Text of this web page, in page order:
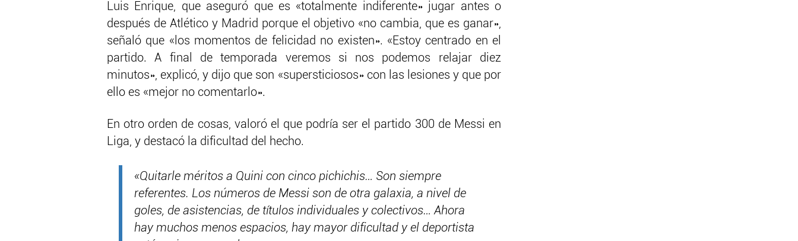
Luis Enrique, que aseguró que es «totalmente indiferente» jugar antes o
después de Atlético y Madrid porque el objetivo «no cambia, que es ganar»,
señaló que «los momentos de felicidad no existen». «Estoy centrado en el
partido. A final de temporada veremos si nos podemos relajar diez
minutos», explicó, y dijo que son «supersticiosos» con las lesiones y que por
ello es «mejor no comentarlo».
En otro orden de cosas, valoró el que podría ser el partido 300 de Messi en
Liga, y destacó la dificultad del hecho.
«Quitarle méritos a Quini con cinco pichichis… Son siempre
referentes. Los números de Messi son de otra galaxia, a nivel de
goles, de asistencias, de títulos individuales y colectivos… Ahora
hay muchos menos espacios, hay mayor dificultad y el deportista